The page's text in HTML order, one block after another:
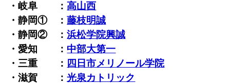
・岐阜 ：高山西
・静岡① ：藤枝明誠
・静岡② ：浜松学院興誠
・愛知 ： 中部大第一
・三重 ： 四日市メリノール学院
・滋賀 ：光泉カトリック